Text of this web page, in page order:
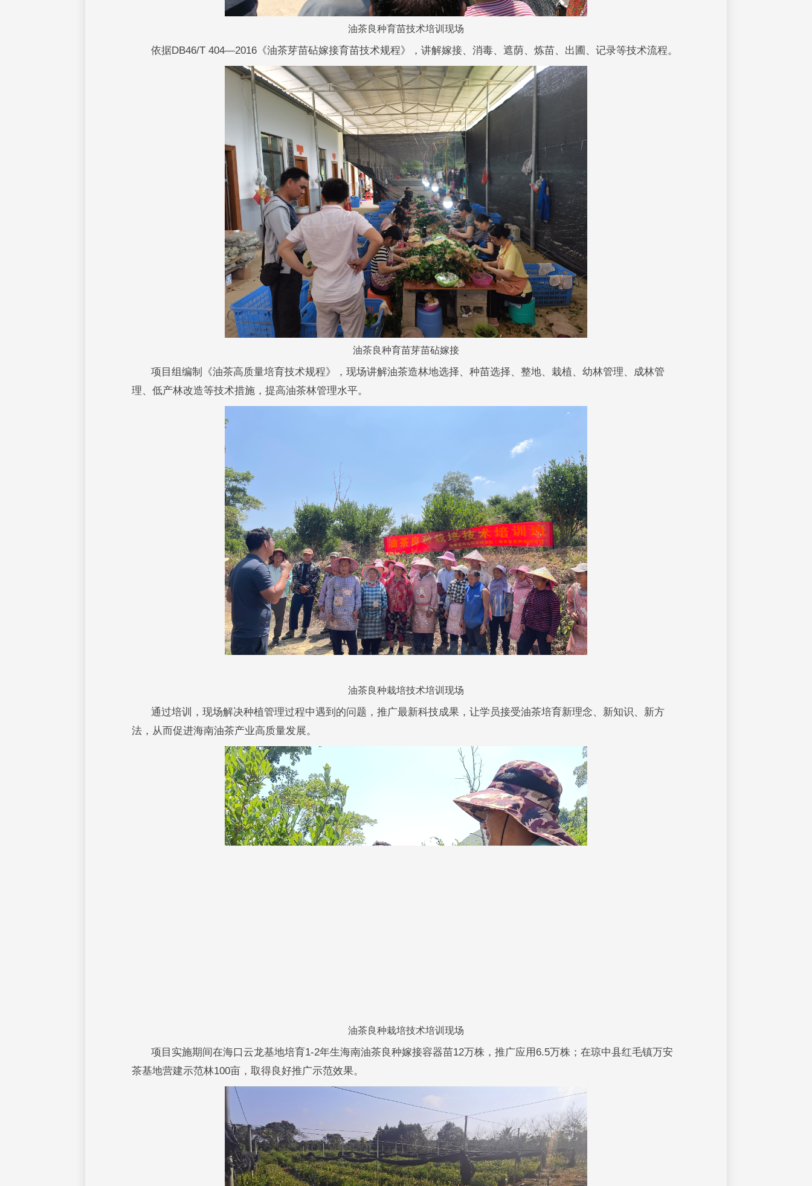
油茶良种育苗技术培训现场
依据DB46/T 404—2016《油茶芽苗砧嫁接育苗技术规程》，讲解嫁接、消毒、遮荫、炼苗、出圃、记录等技术流程。
油茶良种育苗芽苗砧嫁接
项目组编制《油茶高质量培育技术规程》，现场讲解油茶造林地选择、种苗选择、整地、栽植、幼林管理、成林管
理、低产林改造等技术措施，提高油茶林管理水平。
油茶良种栽培技术培训现场
通过培训，现场解决种植管理过程中遇到的问题，推广最新科技成果，让学员接受油茶培育新理念、新知识、新方
法，从而促进海南油茶产业高质量发展。
油茶良种栽培技术培训现场
项目实施期间在海口云龙基地培育1-2年生海南油茶良种嫁接容器苗12万株，推广应用6.5万株；在琼中县红毛镇万安
茶基地营建示范林100亩，取得良好推广示范效果。